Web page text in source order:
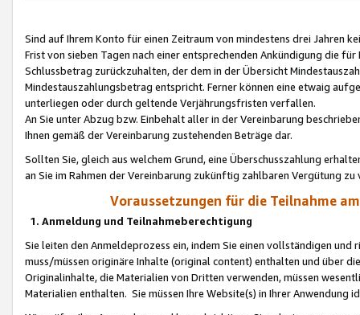
Sind auf Ihrem Konto für einen Zeitraum von mindestens drei Jahren
Frist von sieben Tagen nach einer entsprechenden Ankündigung die
Schlussbetrag zurückzuhalten, der dem in der Übersicht
Mindestauszahlungsbetrag entspricht. Ferner können eine etwaig
unterliegen oder durch geltende Verjährungsfristen verfallen.
An Sie unter Abzug bzw. Einbehalt aller in der Vereinbarung
Ihnen gemäß der Vereinbarung zustehenden Beträge dar.
Sollten Sie, gleich aus welchem Grund, eine Überschusszahlung
an Sie im Rahmen der Vereinbarung zukünftig zahlbaren Vergütung zu
Voraussetzungen für die Teilnahme
1. Anmeldung und Teilnahmeberechtigung
Sie leiten den Anmeldeprozess ein, indem Sie einen vollständigen
muss/müssen originäre Inhalte (original content) enthalten und über
Originalinhalte, die Materialien von Dritten verwenden, müssen
Materialien enthalten. Sie müssen Ihre Website(s) in Ihrer Anwendung